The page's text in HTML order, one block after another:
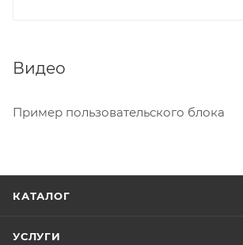
Видео
Пример пользовательского блока
КАТАЛОГ
УСЛУГИ